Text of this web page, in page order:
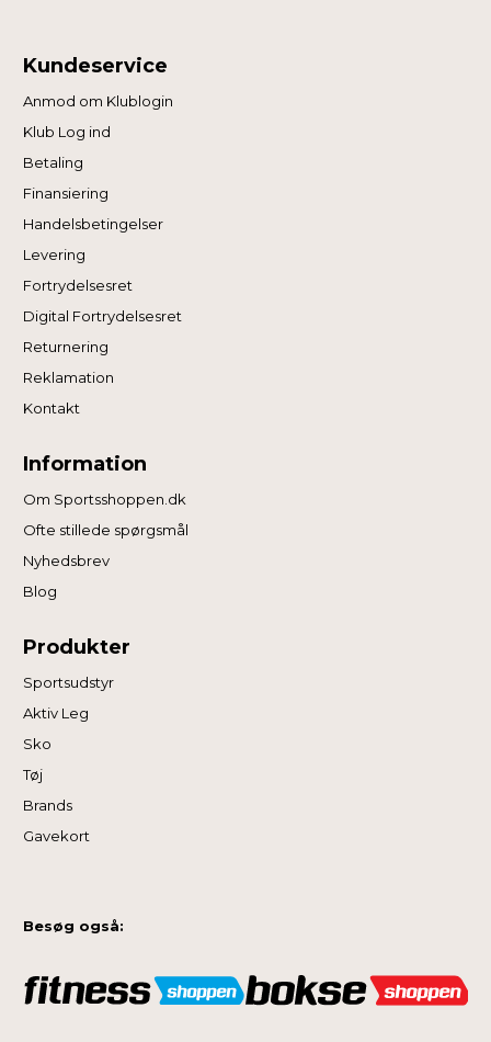
Kundeservice
Anmod om Klublogin
Klub Log ind
Betaling
Finansiering
Handelsbetingelser
Levering
Fortrydelsesret
Digital Fortrydelsesret
Returnering
Reklamation
Kontakt
Information
Om Sportsshoppen.dk
Ofte stillede spørgsmål
Nyhedsbrev
Blog
Produkter
Sportsudstyr
Aktiv Leg
Sko
Tøj
Brands
Gavekort
Besøg også: